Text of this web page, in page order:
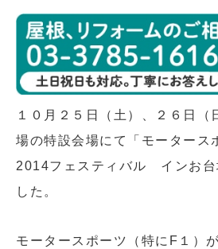
１０月２５日（土）、２６日（
場の特設会場にて「モータース
2014フェスティバル インお台
した。
モータースポーツ（特にF１）